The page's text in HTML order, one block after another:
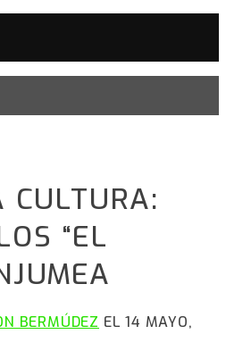
CULTURA:
“EL
BERMÚDEZ EL 14 MAYO,